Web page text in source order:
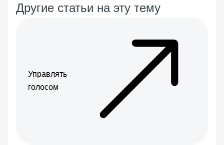
Другие статьи на эту тему
Управлять
голосом